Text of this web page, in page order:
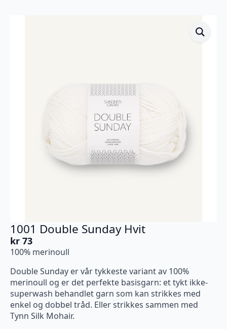
1001 Double Sunday Hvit
kr 73
100% merinoull
Double Sunday er vår tykkeste variant av 100%
merinoull og er det perfekte basisgarn: et tykt ikke-
superwash behandlet garn som kan strikkes med
enkel og dobbel tråd. Eller strikkes sammen med
Tynn Silk Mohair.